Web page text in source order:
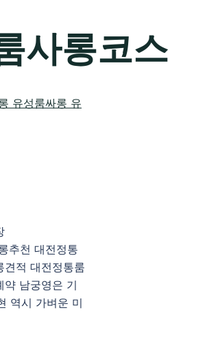
사롱코스
추천 대전정통
견적 대전정통룸
약 남궁영은 기
역시 가벼운 미